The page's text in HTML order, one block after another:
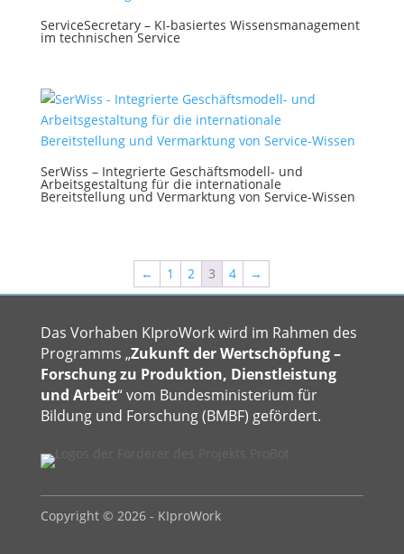
ServiceSecretary – KI-basiertes Wissensmanagement
im technischen Service
SerWiss – Integrierte Geschäftsmodell- und
Arbeitsgestaltung für die internationale
Bereitstellung und Vermarktung von Service-Wissen
← 1 2 3 4 →
Das Vorhaben KIproWork wird im Rahmen des
Programms „Zukunft der Wertschöpfung –
Forschung zu Produktion, Dienstleistung
und Arbeit“ vom Bundesministerium für
Bildung und Forschung (BMBF) gefördert.
Copyright © 2026 - KIproWork